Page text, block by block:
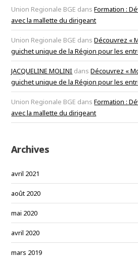
Union Regionale BGE dansFormation :
avec la mallette du dirigeant
Union Regionale BGE dansDécouvrez «
guichet unique de la Région pour les
JACQUELINE MOLINI dansDécouvrez «
guichet unique de la Région pour les
Union Regionale BGE dansFormation :
avec la mallette du dirigeant
Archives
avril 2021
août 2020
mai 2020
avril 2020
mars 2019